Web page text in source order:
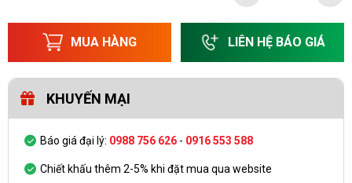
MUA HÀNG LIÊN HỆ BÁO GIÁ
KHUYẾN MẠI
Báo giá đại lý: 0988 756 626 - 0916 553 588
Chiết khấu thêm 2-5% khi đặt mua qua website